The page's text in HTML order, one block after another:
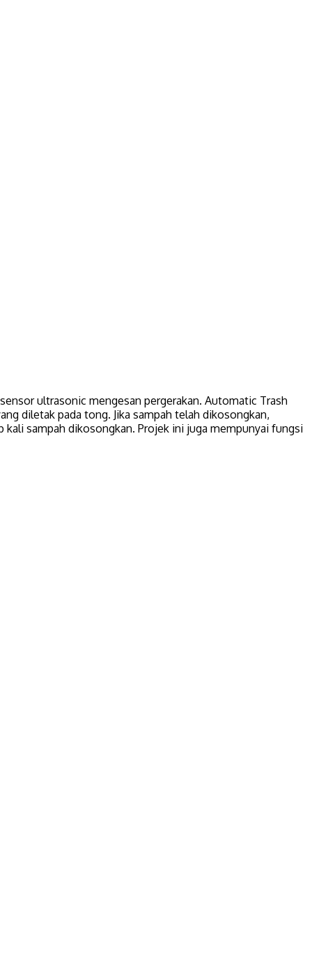
ultrasonic mengesan pergerakan. Automatic Trash
diletak pada tong. Jika sampah telah dikosongkan,
sampah dikosongkan. Projek ini juga mempunyai fungsi